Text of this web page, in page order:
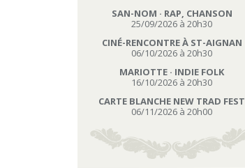
SAN-NOM · RAP, CHANSON
25/09/2026 à 20h30
CINÉ-RENCONTRE À ST-AIGNAN
06/10/2026 à 20h30
MARIOTTE · INDIE FOLK
16/10/2026 à 20h30
CARTE BLANCHE NEW TRAD FEST
06/11/2026 à 20h00